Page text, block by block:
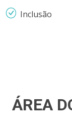
Inclusão
ÁREA